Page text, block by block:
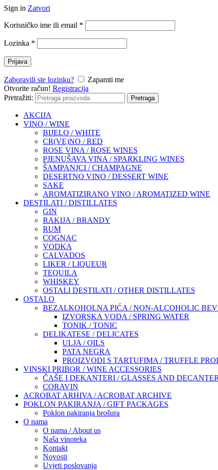
Sign in Zatvori
Korisničko ime ili email *
Lozinka *
Prijava
Zaboravili ste lozinku?
Zapamti me
Otvorite račun! Registracija
Pretražiti:
Pretraga
AKCIJA
VINO / WINE
BIJELO / WHITE
CR(VE)NO / RED
ROSE VINA / ROSE WINES
PJENUŠAVA VINA / SPARKLING WINES
ŠAMPANJCI / CHAMPAGNE
DESERTNO VINO / DESSERT WINE
SAKE
AROMATIZIRANO VINO / AROMATIZED WINE
DESTILATI / DISTILLATES
GIN
RAKIJA / BRANDY
RUM
COGNAC
VODKA
CALVADOS
LIKER / LIQUEUR
TEQUILA
WHISKEY
OSTALI DESTILATI / OTHER DISTILLATES
OSTALO
BEZALKOHOLNA PIĆA / NON-ALCOHOLIC
IZVORSKA VODA / SPRING WATER
TONIK / TONIC
DELIKATESE / DELICATES
ULJA / OILS
PATA NEGRA
PROIZVODI S TARTUFIMA / TRUFFLE
VINSKI PRIBOR / WINE ACCESSORIES
ČAŠE I DEKANTERI / GLASSES AND
CORAVIN
ACROBAT ARHIVA / ACROBAT ARCHIVE
POKLON PAKIRANJA / GIFT PACKAGES
Poklon pakiranja brošura
O nama
O nama / About us
Naša vinoteka
Kontakt
Novosti
Uvjeti poslovanja